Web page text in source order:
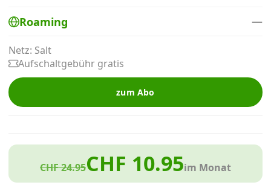
News
Roaming —
Netz: Salt
Aufschaltgebühr gratis
zum Abo
CHF 24.95CHF 10.95im Monat